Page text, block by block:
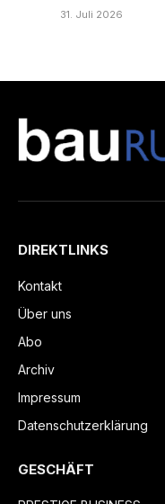
31. Juli 2026
DIREKTLINKS
Kontakt
Über uns
Abo
Archiv
Impressum
Datenschutzerklärung
GESCHÄFT